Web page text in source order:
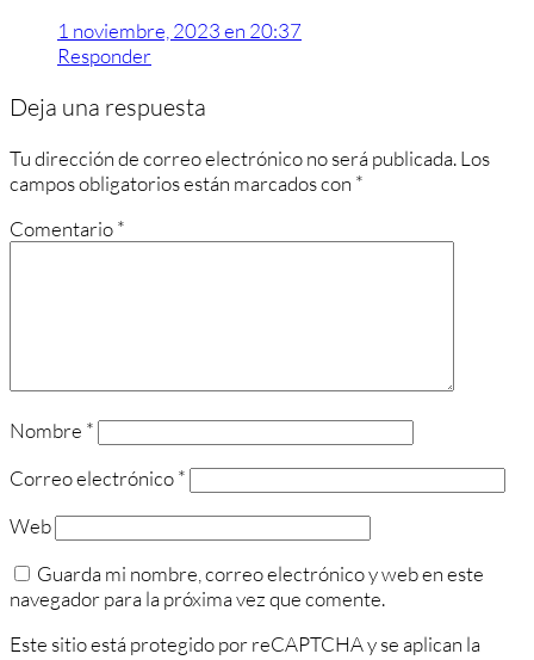
1 noviembre, 2023 en 20:37
Responder
Deja una respuesta
Tu dirección de correo electrónico no será publicada.Los
campos obligatorios están marcados con *
Comentario*
Nombre *
Correo electrónico*
Web
Guarda mi nombre, correo electrónico y web en este
navegador para la próxima vez que comente.
Este sitio está protegido por reCAPTCHA y se aplican la